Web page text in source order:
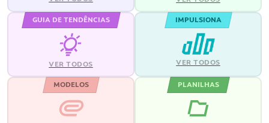
GUIA DE TENDÊNCIAS
VER TODOS
IMPULSIONA
VER TODOS
MODELOS PLANILHAS